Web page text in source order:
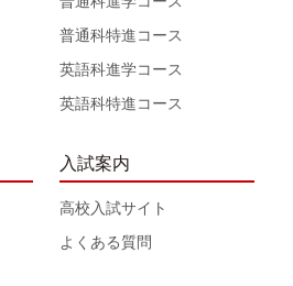
普通科特進コース
英語科進学コース
英語科特進コース
入試案内
高校入試サイト
よくある質問